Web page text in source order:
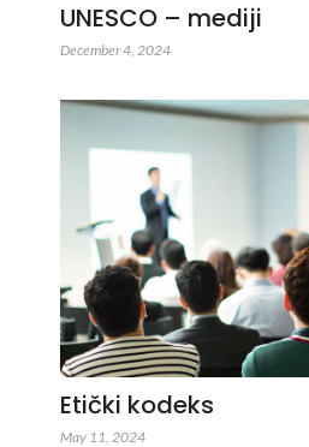
UNESCO – mediji
December 4, 2024
Etički kodeks
May 11, 2024